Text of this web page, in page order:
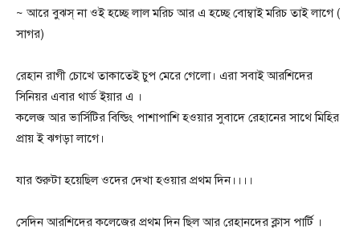
~ আরে বুঝস্ না ওই হচ্ছে লাল মরিচ আর এ হচ্ছে বোম্বাই মরিচ তাই লাগে (
সাগর)
রেহান রাগী চোখে তাকাতেই চুপ মেরে গেলো। এরা সবাই আরশিদের
সিনিয়র এবার থার্ড ইয়ার এ ।
কলেজ আর ভার্সিটির বিল্ডিং পাশাপাশি হওয়ার সুবাদে রেহানের সাথে মিহির
প্রায় ই ঝগড়া লাগে।
যার শুরুটা হয়েছিল ওদের দেখা হওয়ার প্রথম দিন।।।।
সেদিন আরশিদের কলেজের প্রথম দিন ছিল আর রেহানদের ক্লাস পার্টি ।